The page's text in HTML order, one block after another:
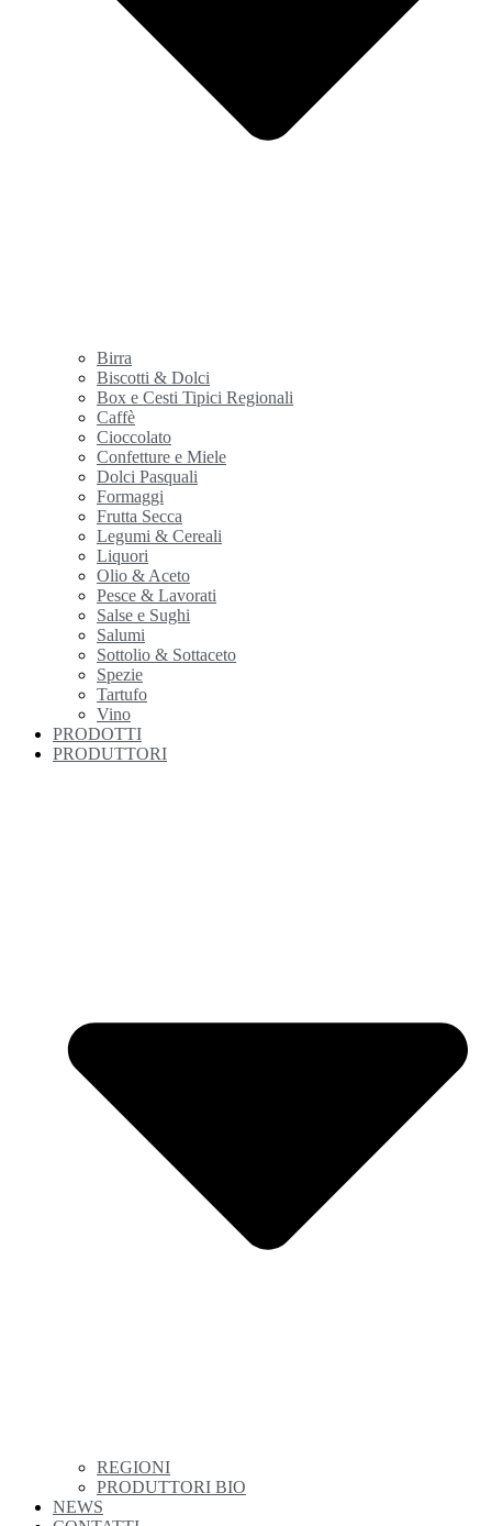
Birra
Biscotti & Dolci
Box e Cesti Tipici Regionali
Caffè
Cioccolato
Confetture e Miele
Dolci Pasquali
Formaggi
Frutta Secca
Legumi & Cereali
Liquori
Olio & Aceto
Pesce & Lavorati
Salse e Sughi
Salumi
Sottolio & Sottaceto
Spezie
Tartufo
Vino
PRODOTTI
PRODUTTORI
REGIONI
PRODUTTORI BIO
NEWS